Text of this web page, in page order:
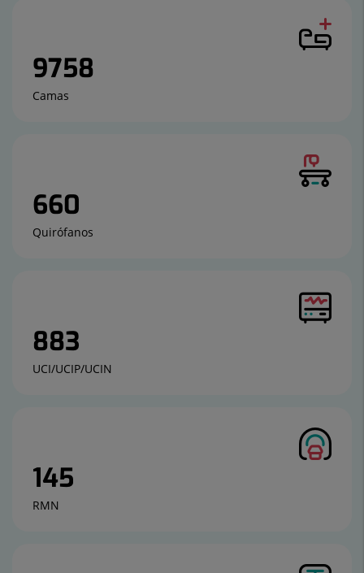
Camas
9758
Quirófanos
660
UCI/UCIP/UCIN
883
RMN
145